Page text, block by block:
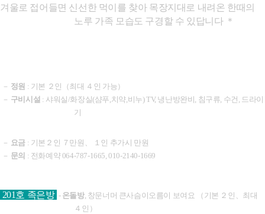
겨울로 접어들면 신선한 먹이를 찾아 목장지대로 내려온 한때의
노루 가족 모습도 구경할 수 있답니다 ＊
－ 정원 : 기본 ２인（최대 ４인 가능）
－ 구비시설 : 샤워실 /화장실(샴푸,치약,비누)TV, 냉난방완비 , 침구류, 수건 , 드라이
기
－ 요금 : 기본２인 ７만원、 １인 추가시 만원
－ 문의 : 전화예약064-787-1665, 010-2140-1669
201호 족은방 - 온돌방, 창문너머 큰사슴이오름이 보여요 （기본 ２인、최대
４인）